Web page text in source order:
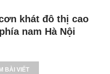
khát đô thị cao
nam Hà Nội
BÀI VIẾT